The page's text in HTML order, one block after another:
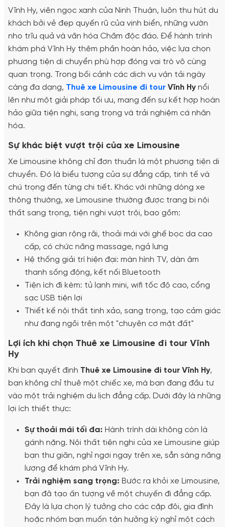
Vĩnh Hy, viên ngọc xanh của Ninh Thuận, luôn thu hút du
khách bởi vẻ đẹp quyến rũ của vịnh biển, những vườn
nho trĩu quả và văn hóa Chăm độc đáo. Để hành trình
khám phá Vĩnh Hy thêm phần hoàn hảo, việc lựa chọn
phương tiện di chuyển phù hợp đóng vai trò vô cùng
quan trọng. Trong bối cảnh các dịch vụ vận tải ngày
càng đa dạng, Thuê xe Limousine đi tour Vĩnh Hy nổi
lên như một giải pháp tối ưu, mang đến sự kết hợp hoàn
hảo giữa tiện nghi, sang trọng và trải nghiệm cá nhân
hóa.
Sự khác biệt vượt trội của xe Limousine
Xe Limousine không chỉ đơn thuần là một phương tiện di
chuyển. Đó là biểu tượng của sự đẳng cấp, tinh tế và
chú trọng đến từng chi tiết. Khác với những dòng xe
thông thường, xe Limousine thường được trang bị nội
thất sang trọng, tiện nghi vượt trội, bao gồm:
Không gian rộng rãi, thoải mái với ghế bọc da cao
cấp, có chức năng massage, ngả lưng
Hệ thống giải trí hiện đại: màn hình TV, dàn âm
thanh sống động, kết nối Bluetooth
Tiện ích đi kèm: tủ lạnh mini, wifi tốc độ cao, cổng
sạc USB tiện lợi
Thiết kế nội thất tinh xảo, sang trọng, tạo cảm giác
như đang ngồi trên một "chuyên cơ mặt đất"
Lợi ích khi chọn Thuê xe Limousine đi tour Vĩnh
Hy
Khi bạn quyết định Thuê xe Limousine đi tour Vĩnh Hy,
bạn không chỉ thuê một chiếc xe, mà bạn đang đầu tư
vào một trải nghiệm du lịch đẳng cấp. Dưới đây là những
lợi ích thiết thực:
Sự thoải mái tối đa: Hành trình dài không còn là
gánh nặng. Nội thất tiện nghi của xe Limousine giúp
bạn thư giãn, nghỉ ngơi ngay trên xe, sẵn sàng năng
lượng để khám phá Vĩnh Hy.
Trải nghiệm sang trọng: Bước ra khỏi xe Limousine,
bạn đã tạo ấn tượng về một chuyến đi đẳng cấp.
Đây là lựa chọn lý tưởng cho các cặp đôi, gia đình
hoặc nhóm bạn muốn tận hưởng kỳ nghỉ một cách